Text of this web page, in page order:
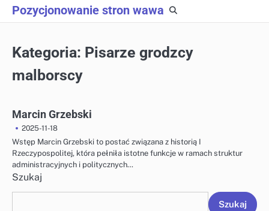
Skip
to
Pozycjonowanie stron wawa
Kategoria: Pisarze grodzcy
malborscy
Marcin Grzebski
2025-11-18
Wstęp Marcin Grzebski to postać związana z historią I
Rzeczypospolitej, która pełniła istotne funkcje w ramach struktur
administracyjnych i politycznych…
Szukaj
Szukaj